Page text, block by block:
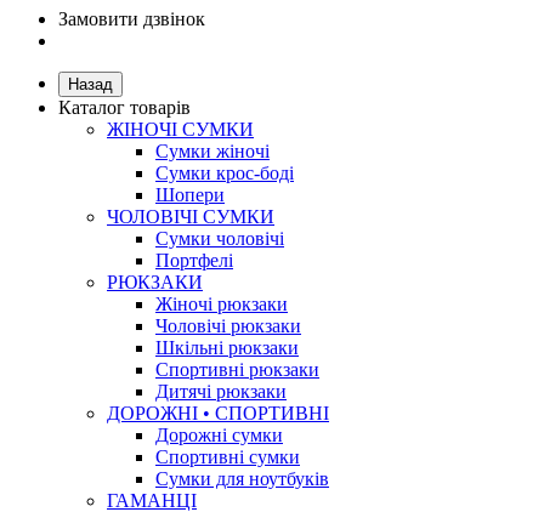
Замовити дзвінок
Назад
Каталог товарів
ЖІНОЧІ СУМКИ
Сумки жіночі
Сумки крос-боді
Шопери
ЧОЛОВІЧІ СУМКИ
Сумки чоловічі
Портфелі
РЮКЗАКИ
Жіночі рюкзаки
Чоловічі рюкзаки
Шкільні рюкзаки
Спортивні рюкзаки
Дитячі рюкзаки
ДОРОЖНІ • СПОРТИВНІ
Дорожні сумки
Спортивні сумки
Сумки для ноутбуків
ГАМАНЦІ